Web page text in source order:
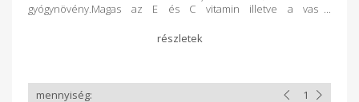
gyógynövény.Magas az E és C vitamin illetve a vas